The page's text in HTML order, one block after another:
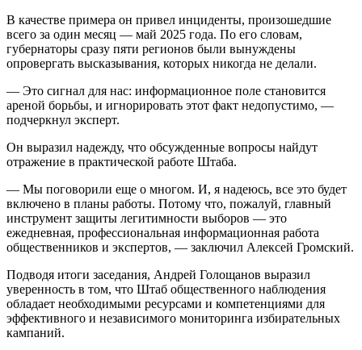
В качестве примера он привел инциденты, произошедшие
всего за один месяц — май 2025 года. По его словам,
губернаторы сразу пяти регионов были вынуждены
опровергать высказывания, которых никогда не делали.
— Это сигнал для нас: информационное поле становится
ареной борьбы, и игнорировать этот факт недопустимо, —
подчеркнул эксперт.
Он выразил надежду, что обсужденные вопросы найдут
отражение в практической работе Штаба.
— Мы поговорили еще о многом. И, я надеюсь, все это будет
включено в планы работы. Потому что, пожалуй, главный
инструмент защиты легитимности выборов — это
ежедневная, профессиональная информационная работа
общественников и экспертов, — заключил Алексей Громский.
Подводя итоги заседания, Андрей Голощанов выразил
уверенность в том, что Штаб общественного наблюдения
обладает необходимыми ресурсами и компетенциями для
эффективного и независимого мониторинга избирательных
кампаний.